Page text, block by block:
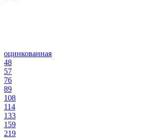
оцинкованная
48
57
76
89
108
114
133
159
219